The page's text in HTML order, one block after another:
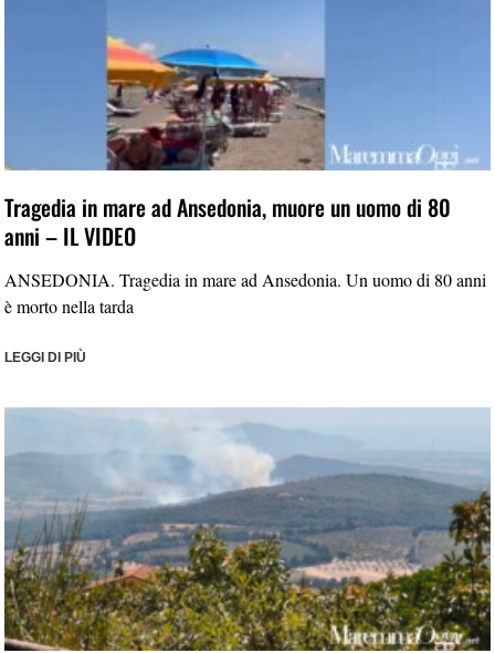
Tragedia in mare ad Ansedonia, muore un uomo di 80
anni – IL VIDEO
ANSEDONIA. Tragedia in mare ad Ansedonia. Un uomo di 80 anni
è morto nella tarda
LEGGI DI PIÙ